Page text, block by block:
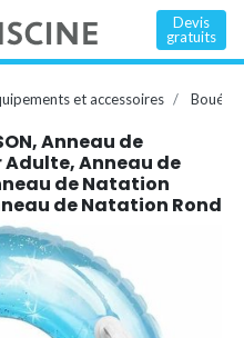
Devis
gratuits
et accessoires Bouée,
Anneau de
Anneau de
de Natation
de Natation Rond